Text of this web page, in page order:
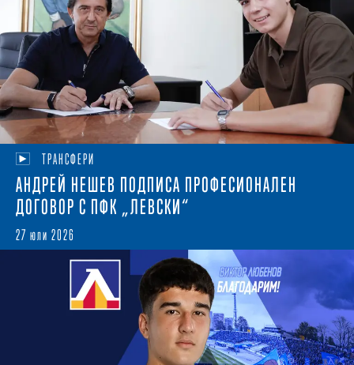
ТРАНСФЕРИ
АНДРЕЙ НЕШЕВ ПОДПИСА ПРОФЕСИОНАЛЕН
ДОГОВОР С ПФК „ЛЕВСКИ“
27 юли 2026